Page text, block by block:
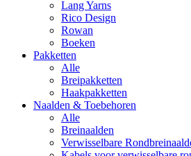
Lang Yarns
Rico Design
Rowan
Boeken
Pakketten
Alle
Breipakketten
Haakpakketten
Naalden & Toebehoren
Alle
Breinaalden
Verwisselbare